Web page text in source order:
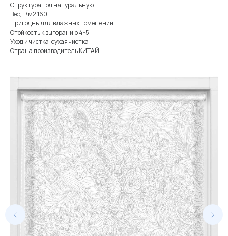
Структура под натуральную
Вес, г/м2 160
Пригодны для влажных помещений
Стойкость к выгоранию 4-5
Уход и чистка: сухая чистка
Страна производитель КИТАЙ